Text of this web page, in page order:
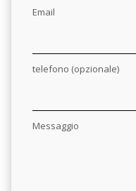
Email
telefono (opzionale)
Messaggio